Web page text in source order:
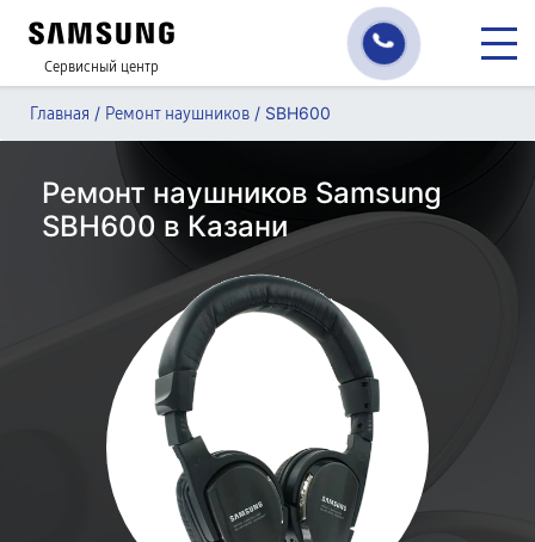
Сервисный центр
Главная / Ремонт наушников / SBH600
Ремонт наушников Samsung
SBH600 в Казани